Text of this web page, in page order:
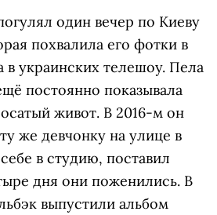
один вечер по Киеву
похвалила его фотки в
в украинских телешоу. Пела
постоянно показывала
живот. В 2016-м он
же девчонку на улице в
в студию, поставил
дня они поженились. В
выпустили альбом